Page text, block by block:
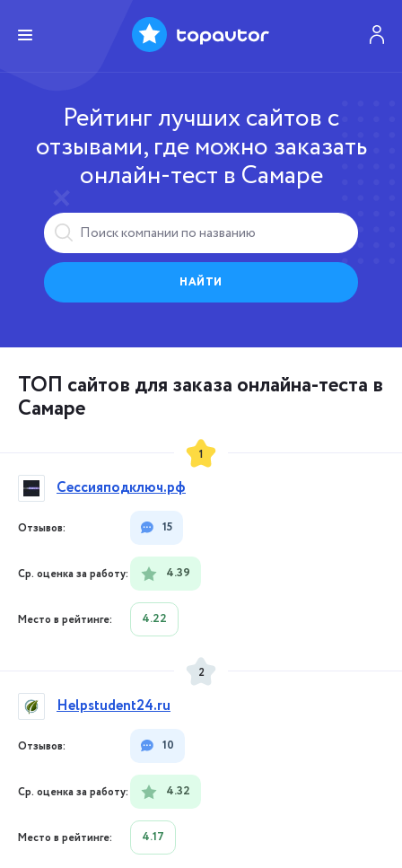
Рейтинг лучших сайтов с
отзывами, где можно заказать
онлайн-тест в Самаре
НАЙТИ
ТОП сайтов для заказа онлайна-теста в
Самаре
1
Сессияподключ.рф
15
4.39
4.22
2
Helpstudent24.ru
10
4.32
4.17